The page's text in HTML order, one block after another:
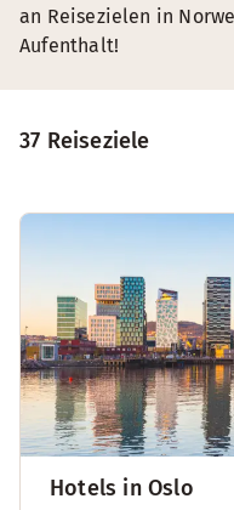
37 Reiseziele
Hotels in Oslo
an Reisezielen in
Aufenthalt!